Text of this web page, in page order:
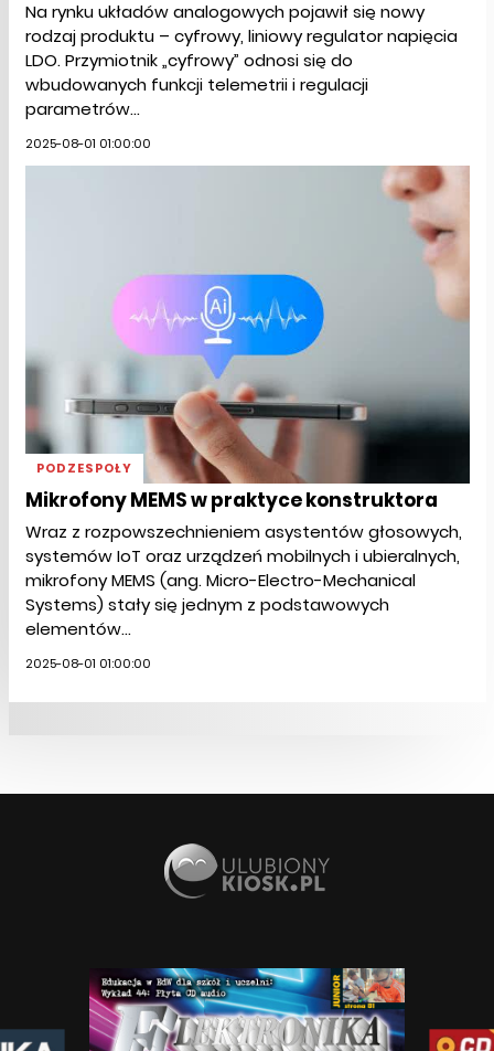
Na rynku układów analogowych pojawił się nowy
rodzaj produktu – cyfrowy, liniowy regulator napięcia
LDO. Przymiotnik „cyfrowy” odnosi się do
wbudowanych funkcji telemetrii i regulacji
parametrów...
2025-08-01 01:00:00
PODZESPOŁY
Mikrofony MEMS w praktyce konstruktora
Wraz z rozpowszechnieniem asystentów głosowych,
systemów IoT oraz urządzeń mobilnych i ubieralnych,
mikrofony MEMS (ang. Micro-Electro-Mechanical
Systems) stały się jednym z podstawowych
elementów...
2025-08-01 01:00:00